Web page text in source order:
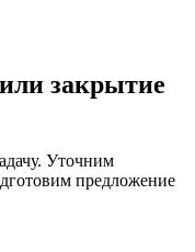
закрытие
Уточним
предложение